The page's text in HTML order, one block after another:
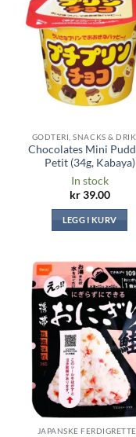
GODTERI, SNACKS &
Chocolates Mini
Petit (34g, Kabaya)
In stock
kr39.00
LEGG I KURV
JAPANSKE